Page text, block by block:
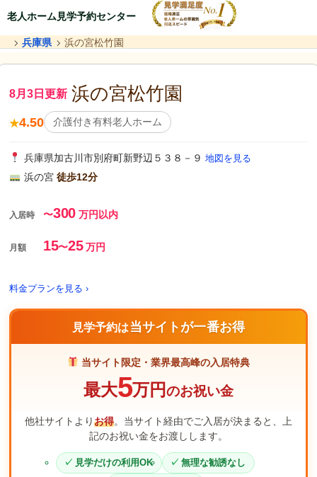
老人ホーム見学予約センター
兵庫県 浜の宮松竹園
8月3日更新 浜の宮松竹園
★4.50 介護付き有料老人ホーム
兵庫県加古川市別府町新野辺５３８－９ 地図を見る
浜の宮 徒歩12分
入居時 〜300万円以内
月額 15〜25万円
料金プランを見る ›
見学予約は当サイトが一番お得
当サイト限定・業界最高峰の入居特典
最大5万円のお祝い金
他社サイトよりお得。当サイト経由でご入居が決まると、上
記のお祝い金をお渡しします。
見学だけの利用OK
無理な勧誘なし